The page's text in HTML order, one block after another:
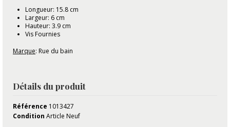
Longueur: 15.8 cm
Largeur: 6 cm
Hauteur: 3.9 cm
Vis Fournies
Marque: Rue du bain
Détails du produit
Référence 1013427
Condition Article Neuf